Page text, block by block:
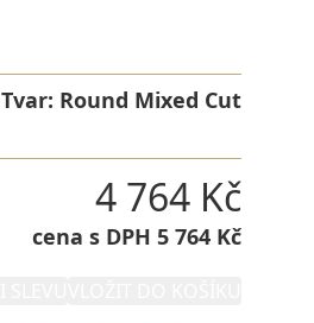
Tvar: Round Mixed Cut
4 764 Kč
cena s DPH 5 764 Kč